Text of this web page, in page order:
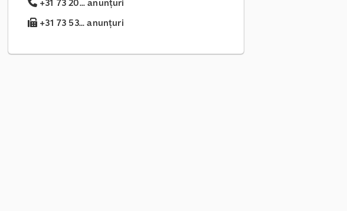
+31 73 20... anunțuri
+31 73 53... anunțuri